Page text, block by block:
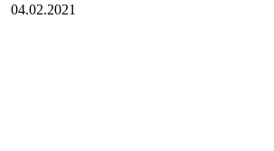
04.02.2021